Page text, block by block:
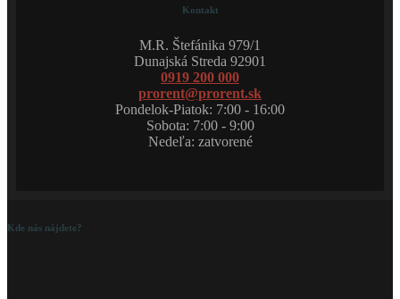
Kontakt
M.R. Štefánika 979/1
Dunajská Streda 92901
0919 200 000
prorent@prorent.sk
Pondelok-Piatok: 7:00 - 16:00
Sobota: 7:00 - 9:00
Nedeľa: zatvorené
Kde nás nájdete?